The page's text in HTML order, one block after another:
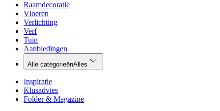
Raamdecoratie
Vloeren
Verlichting
Verf
Tuin
Aanbiedingen
Alle categorieënAlles
Inspiratie
Klusadvies
Folder & Magazine